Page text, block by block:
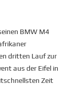
BMW M4
dritten Lauf zur
aus der Eifel in
Zeit